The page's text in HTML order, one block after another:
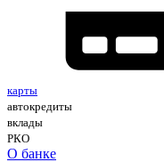
карты
автокредиты
вклады
РКО
О банке